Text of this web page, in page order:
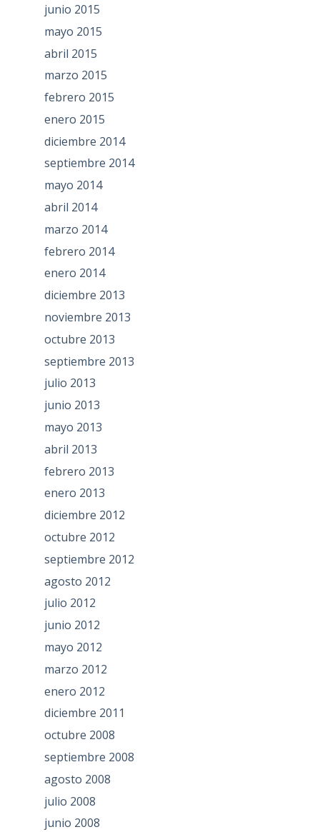
junio 2015
mayo 2015
abril 2015
marzo 2015
febrero 2015
enero 2015
diciembre 2014
septiembre 2014
mayo 2014
abril 2014
marzo 2014
febrero 2014
enero 2014
diciembre 2013
noviembre 2013
octubre 2013
septiembre 2013
julio 2013
junio 2013
mayo 2013
abril 2013
febrero 2013
enero 2013
diciembre 2012
octubre 2012
septiembre 2012
agosto 2012
julio 2012
junio 2012
mayo 2012
marzo 2012
enero 2012
diciembre 2011
octubre 2008
septiembre 2008
agosto 2008
julio 2008
junio 2008